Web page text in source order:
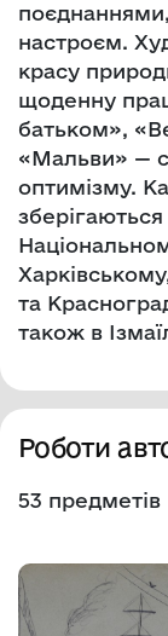
настроєм.
красу
щоденну
батьком»,
«Мальви» —
оптимізму.
та
також в
Роботи
53 предметів